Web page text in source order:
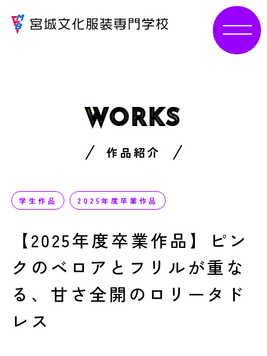
WORKS
作品紹介
学生作品 2025年度卒業作品
【2025年度卒業作品】ピン
クのベロアとフリルが重な
る、甘さ全開のロリータド
レス